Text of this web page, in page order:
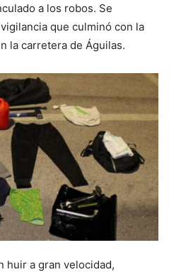
a los robos. Se
que culminó con la
la carretera de Águilas.
huir a gran velocidad,